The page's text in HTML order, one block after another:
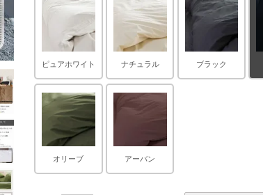
ピュアホワイト ナチュラル ブラック
オリーブ アーバン